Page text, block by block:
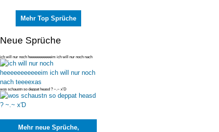
Mehr Top Sprüche
Neue Sprüche
ich will nur noch heeeeeeeeeeeim ich will nur noch nach
teeeexas
wos schaustn so deppat heasd ? ~.~ x'D
Mehr neue Sprüche,